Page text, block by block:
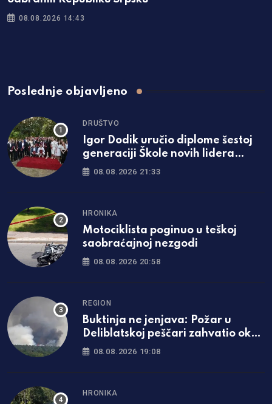
08.08.2026 14:43
Poslednje objavljeno
DRUŠTVO
Igor Dodik uručio diplome šestoj
generaciji Škole novih lidera
SNSD-a: „Za Srpsku se najviše
08.08.2026 21:33
HRONIKA
Motociklista poginuo u teškoj
saobraćajnoj nezgodi
08.08.2026 20:58
REGION
Buktinja ne jenjava: Požar u
Deliblatskoj peščari zahvatio oko
1.500 hektara šume i niskog
08.08.2026 19:08
HRONIKA